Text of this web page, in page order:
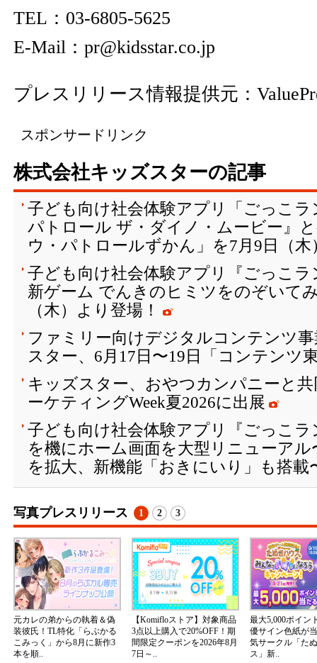
TEL：03-6805-5625
E-Mail：pr@kidsstar.co.jp
プレスリリース情報提供元：
スポンサードリンク
株式会社キッズスターの記事
子ども向け社会体験アプリ「ごっこ
パトロール ザ・ダイノ・ムービー』
ウ・パトロールずかん」を7月9日（
子ども向け社会体験アプリ『ごっこ
新ゲーム でんきのヒミツをのぞいて
（木）より登場！
ファミリー向けデジタルコンテンツ
スター、6月17日〜19日「コンテンツ
キッズスター、おやつカンパニーと
ーケティングWeek夏2026に出展
子ども向け社会体験アプリ『ごっこラ
を機にホーム画面を大型リニューア
を拡大、新機能「おきにいり」も搭載
写真プレスリリース 1 2 3
元カレの弟からの執着＆偽
装彼氏！TL特化「らぶかる
こみっく」から8月に新作3
本を順..
【Komifloストア】対象商品
3点以上購入で20%OFF！期
間限定クーポンを2026年8月
7日～..
最大5,000ポイン
優サイン色紙が
気サークル「た
ス」新..